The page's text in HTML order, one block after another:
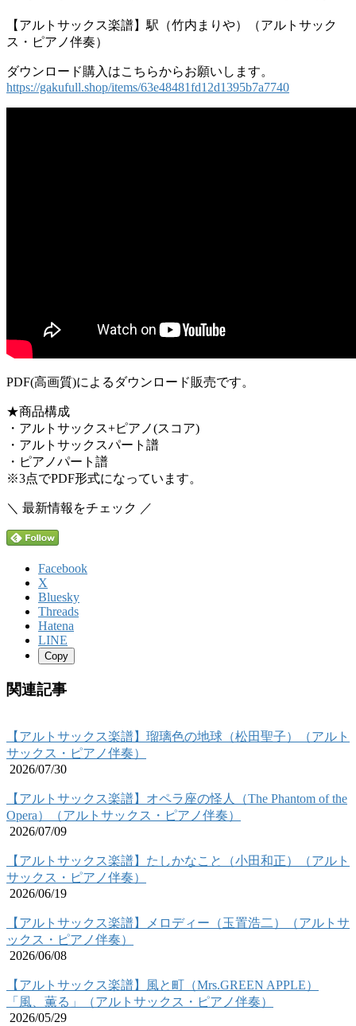
【アルトサックス楽譜】駅（竹内まりや）（アルトサック
ス・ピアノ伴奏）
ダウンロード購入はこちらからお願いします。
https://gakufull.shop/items/63e48481fd12d1395b7a7740
PDF(高画質)によるダウンロード販売です。
★商品構成
・アルトサックス+ピアノ(スコア)
・アルトサックスパート譜
・ピアノパート譜
※3点でPDF形式になっています。
＼ 最新情報をチェック ／
Facebook
X
Bluesky
Threads
Hatena
LINE
Copy
関連記事
【アルトサックス楽譜】瑠璃色の地球（松田聖子）（アルト
サックス・ピアノ伴奏）
2026/07/30
【アルトサックス楽譜】オペラ座の怪人（The Phantom of the
Opera）（アルトサックス・ピアノ伴奏）
2026/07/09
【アルトサックス楽譜】たしかなこと（小田和正）（アルト
サックス・ピアノ伴奏）
2026/06/19
【アルトサックス楽譜】メロディー（玉置浩二）（アルトサ
ックス・ピアノ伴奏）
2026/06/08
【アルトサックス楽譜】風と町（Mrs.GREEN APPLE）
「風、薫る」（アルトサックス・ピアノ伴奏）
2026/05/29